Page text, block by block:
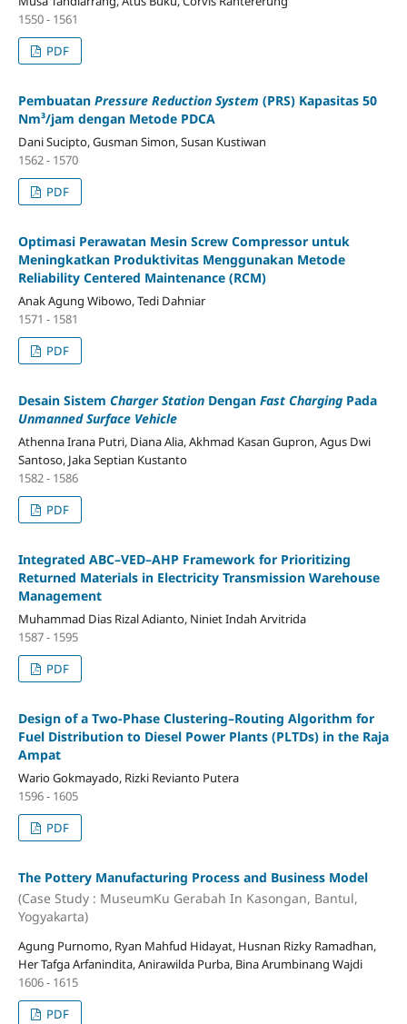
1550 - 1561
PDF
Pembuatan Pressure Reduction System (PRS) Kapasitas 50
Nm³/jam dengan Metode PDCA
Dani Sucipto, Gusman Simon, Susan Kustiwan
1562 - 1570
PDF
Optimasi Perawatan Mesin Screw Compressor untuk
Meningkatkan Produktivitas Menggunakan Metode
Reliability Centered Maintenance (RCM)
Anak Agung Wibowo, Tedi Dahniar
1571 - 1581
PDF
Desain Sistem Charger StationDengan Fast Charging Pada
Unmanned Surface Vehicle
Athenna Irana Putri, Diana Alia, Akhmad Kasan Gupron, Agus Dwi
Santoso, Jaka Septian Kustanto
1582 - 1586
PDF
Integrated ABC–VED–AHP Framework for Prioritizing
Returned Materials in Electricity Transmission Warehouse
Management
Muhammad Dias Rizal Adianto, Niniet Indah Arvitrida
1587 - 1595
PDF
Design of a Two-Phase Clustering–Routing Algorithm for
Fuel Distribution to Diesel Power Plants (PLTDs) in the Raja
Ampat
Wario Gokmayado, Rizki Revianto Putera
1596 - 1605
PDF
The Pottery Manufacturing Process and Business Model
(Case Study : MuseumKu Gerabah In Kasongan, Bantul,
Yogyakarta)
Agung Purnomo, Ryan Mahfud Hidayat, Husnan Rizky Ramadhan,
Her Tafga Arfanindita, Anirawilda Purba, Bina Arumbinang Wajdi
1606 - 1615
PDF